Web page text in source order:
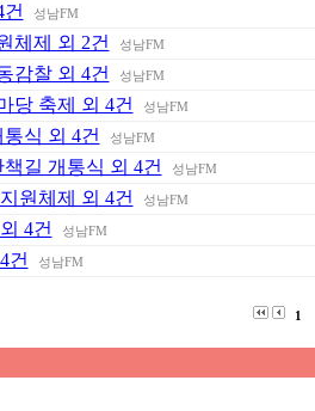
성남FM
체제 외 2건 성남FM
감찰 외 4건 성남FM
당 축제 외 4건 성남FM
식 외 4건 성남FM
길 개통식 외 4건 성남FM
원체제 외 4건 성남FM
4건 성남FM
건 성남FM
1